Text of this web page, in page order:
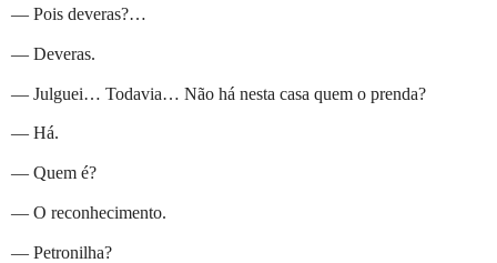
— Pois deveras?…
— Deveras.
— Julguei… Todavia… Não há nesta casa quem o prenda?
— Há.
— Quem é?
— O reconhecimento.
— Petronilha?